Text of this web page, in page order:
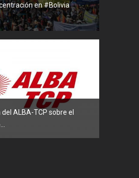
en #Bolivia
ALBA-TCP sobre el